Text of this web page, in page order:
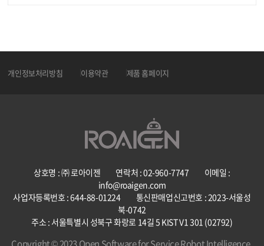
개인정보처리방침 이용약관 제품 홈페이지
상호명 : ㈜ 로아이젠 연락처 : 02-960-7747 이메일 :
info@roaigen.com
사업자등록번호 : 644-88-01224 통신판매업신고번호 : 2023-서울성
북-0742
주소 : 서울특별시 성북구 화랑로 14길 5 KIST V1 301 (02792)